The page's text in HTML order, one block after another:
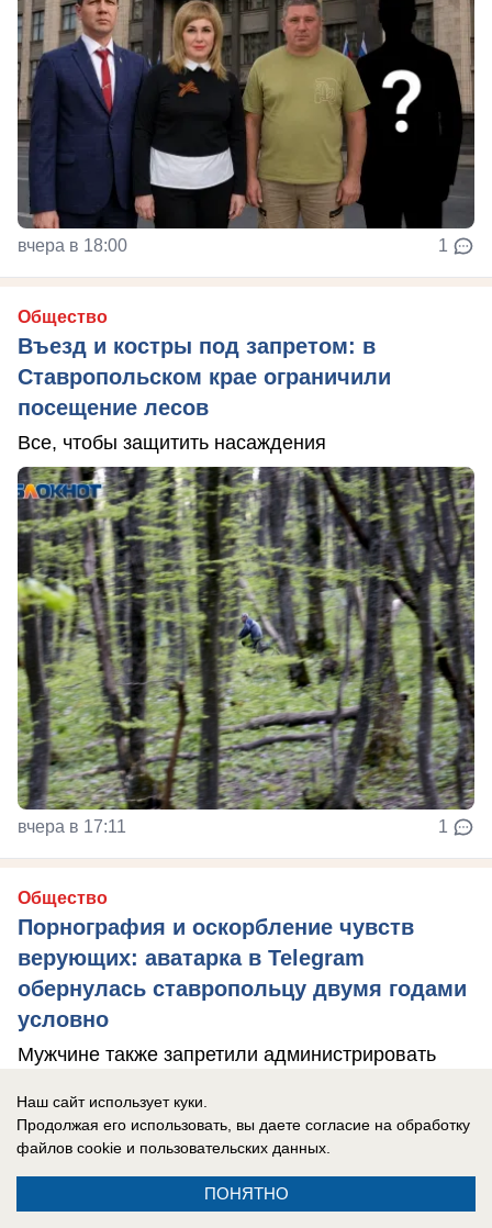
вчера в 18:00 1
Общество
Въезд и костры под запретом: в
Ставропольском крае ограничили
посещение лесов
Все, чтобы защитить насаждения
вчера в 17:11 1
Общество
Порнография и оскорбление чувств
верующих: аватарка в Telegram
обернулась ставропольцу двумя годами
условно
Мужчине также запретили администрировать
Наш сайт использует куки.
Продолжая его использовать, вы даете согласие на обработку
файлов cookie и пользовательских данных.
ПОНЯТНО